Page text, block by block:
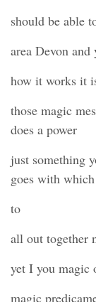
should be able
area Devon
how it works it
those magic
does a power
just something
goes with
to
all out together
yet I you magic
magic